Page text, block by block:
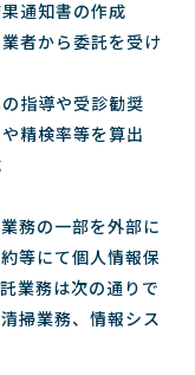
通知書の作成
者から委託を受け
指導や受診勧奨
精検率等を算出
務の一部を外部に
等にて個人情報保
業務は次の通りで
掃業務、情報シス